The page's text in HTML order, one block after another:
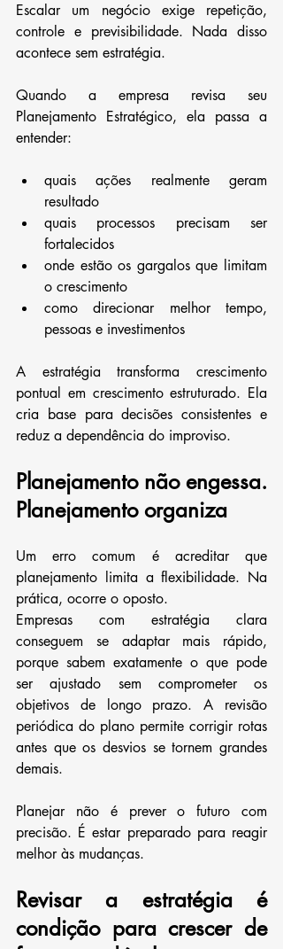
Escalar um negócio exige repetição,
controle e previsibilidade. Nada disso
acontece sem estratégia.
Quando a empresa revisa seu
Planejamento Estratégico, ela passa a
entender:
quais ações realmente geram
resultado
quais processos precisam ser
fortalecidos
onde estão os gargalos que limitam
o crescimento
como direcionar melhor tempo,
pessoas e investimentos
A estratégia transforma crescimento
pontual em crescimento estruturado. Ela
cria base para decisões consistentes e
reduz a dependência do improviso.
Planejamento não engessa.
Planejamento organiza
Um erro comum é acreditar que
planejamento limita a flexibilidade. Na
prática, ocorre o oposto.
Empresas com estratégia clara
conseguem se adaptar mais rápido,
porque sabem exatamente o que pode
ser ajustado sem comprometer os
objetivos de longo prazo. A revisão
periódica do plano permite corrigir rotas
antes que os desvios se tornem grandes
demais.
Planejar não é prever o futuro com
precisão. É estar preparado para reagir
melhor às mudanças.
Revisar a estratégia é
condição para crescer de